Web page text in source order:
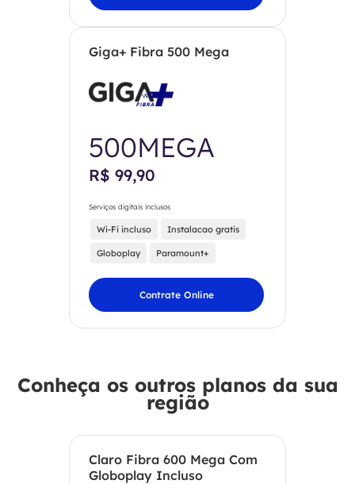
Giga+ Fibra 500 Mega
500MEGA
R$ 99,90
Serviços digitais inclusos
Wi-Fi incluso Instalacao gratis
Globoplay Paramount+
Contrate Online
Conheça os outros planos da sua
região
Claro Fibra 600 Mega Com
Globoplay Incluso